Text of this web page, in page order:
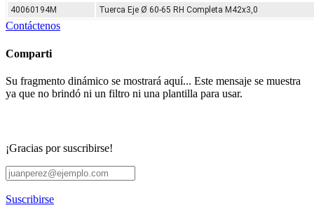
40060194M
Tuerca Eje Ø 60-65 RH Completa M42x3,0
Contáctenos
Comparti
Su fragmento dinámico se mostrará aquí... Este mensaje se muestra
ya que no brindó ni un filtro ni una plantilla para usar.
¡Gracias por suscribirse!
Suscribirse